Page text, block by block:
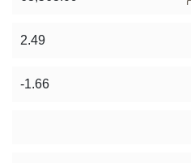
2.49
-1.66